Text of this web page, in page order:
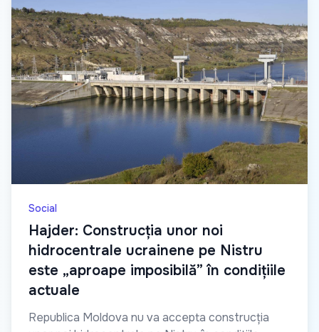
Social
Hajder: Construcția unor noi
hidrocentrale ucrainene pe Nistru
este „aproape imposibilă” în condițiile
actuale
Republica Moldova nu va accepta construcția